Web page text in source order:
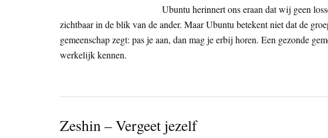
Ubuntu herinnert ons eraan dat wij geen
zichtbaar in de blik van de ander. Maar Ubuntu betekent niet dat de
gemeenschap zegt: pas je aan, dan mag je erbij horen. Een gezonde
werkelijk kennen.
Zeshin – Vergeet jezelf